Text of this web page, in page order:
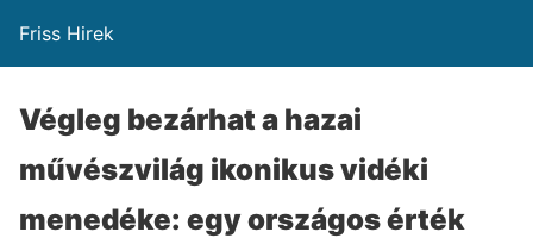
Friss Hirek
Végleg bezárhat a hazai
művészvilág ikonikus vidéki
menedéke: egy országos érték